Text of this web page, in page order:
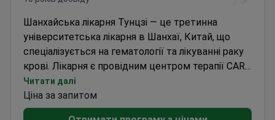
університетська лікарня в Шанхаї, Китай, що
спеціалізується на гематології та лікуванні раку
крові. Лікарня є провідним центром терапії CAR-
T клітинами, де проведено понад 1500 інфузій, і
повідомляється про високі показники ремісії у
пацієнтів з лімфомою. Вона надає передову
діагностику та мультидисциплінарну допомогу
Читати далі
Ціна за запитом
Отримати програму з цінами
На сторінку клініки